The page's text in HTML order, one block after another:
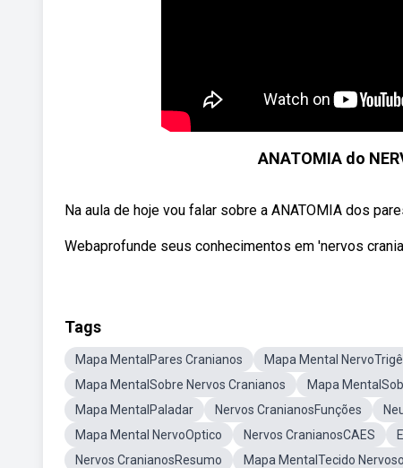
ANATOMIA do
Na aula de hoje vou falar sobre a ANATOMIA dos
Webaprofunde seus conhecimentos em 'nervos
Tags
Mapa MentalPares Cranianos Mapa Mental
Mapa MentalSobre Nervos Cranianos
Mapa
Mapa MentalPaladar
Nervos CranianosFunções
Mapa Mental NervoOptico
Nervos CranianosCAES
Nervos CranianosResumo
Mapa MentalTecido Nervoso